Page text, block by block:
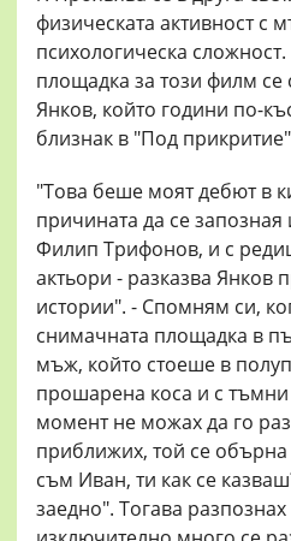
физическата активност с
психологическа
площадка за този филм
Янков, който години по-
близнак в "Под
"Това беше моят дебют в
причината да се
Филип Трифонов, и с
актьори - разказва Янков
истории". - Спомням си,
снимачната площадка в
мъж, който стоеше в
прошарена коса и с
момент не можах да го
приближих, той се обърна
съм Иван, ти как се
заедно". Тогава